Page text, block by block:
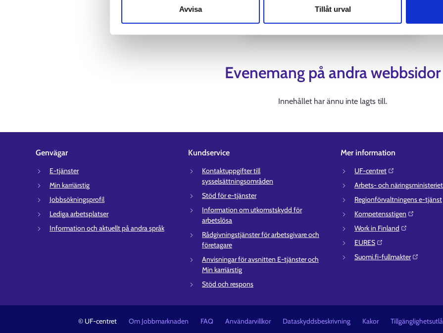
Avvisa Tillåt urval
TAITE-valmennus Vetelissä
EVENEMANG
Evenemang på andra webbsidor
Innehållet har ännu inte lagts till.
Genvägar
E-tjänster
Min karriärstig
Jobbsökningsprofil
Lediga arbetsplatser
Information och aktuellt på andra språk
Kundservice
Kontaktuppgifter till
sysselsättningsområden
Stöd för e-tjänster
Information om utkomstskydd för
arbetslösa
Rådgivningstjänster för arbetsgivare och
företagare
Anvisningar för avsnitten E-tjänster och
Min karriärstig
Stöd och respons
Mer information
UF-centret⁠
Arbets- och näringsministeriet⁠
Regionförvaltningens e-tjänst⁠
Kompetensstigen⁠
Work in Finland⁠
EURES⁠
Suomi.fi-fullmakter⁠
© UF-centret Om Jobbmarknaden FAQ Användarvillkor Dataskyddsbeskrivning Kakor